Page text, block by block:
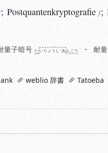
; Postquantenkryptografie f;
量子暗号 た いりょう し･あんごう 耐
weblio 辞書
Tatoeba